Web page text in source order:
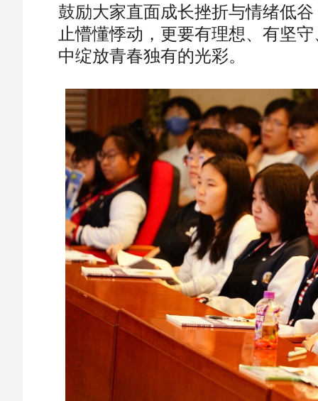
鼓励大家直面成长挫折与情绪低
止懵懂悸动，更要有理想、有坚
中绽放青春独有的光彩。